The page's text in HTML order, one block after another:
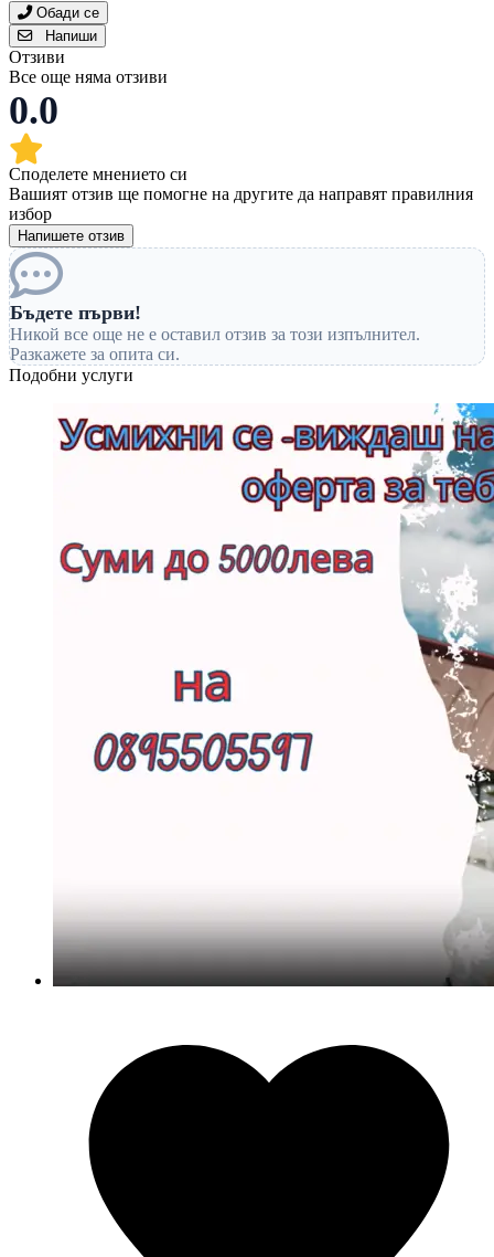
Обади се
Напиши
Отзиви
Все още няма отзиви
0.0
Споделете мнението си
Вашият отзив ще помогне на другите да направят правилния
избор
Напишете отзив
Бъдете първи!
Никой все още не е оставил отзив за този изпълнител.
Разкажете за опита си.
Подобни услуги